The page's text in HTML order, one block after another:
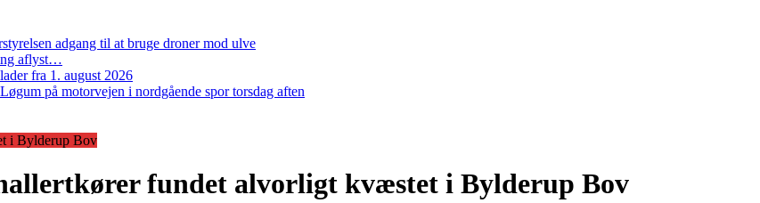
adgang til at bruge droner mod ulve
aflyst…
fra 1. august 2026
på motorvejen i nordgående spor torsdag aften
i Bylderup Bov
fundet alvorligt kvæstet i Bylderup Bov